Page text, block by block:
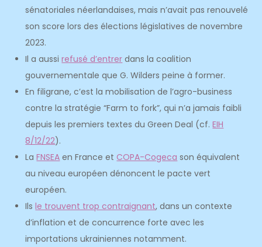
sénatoriales néerlandaises, mais n’avait pas renouvelé
son score lors des élections législatives de novembre
2023.
Il a aussirefusé d’entrer dans la coalition
gouvernementale que G. Wilders peine à former.
En filigrane, c’est la mobilisation de l’agro-business
contre la stratégie “Farm to fork”, qui n’a jamais faibli
depuis les premiers textes du Green Deal (cf.EIH
8/12/22).
LaFNSEA en France et COPA-Cogeca son équivalent
au niveau européen dénoncent le pacte vert
européen.
Ilsle trouvent trop contraignant, dans un contexte
d’inflation et de concurrence forte avec les
importations ukrainiennes notamment.